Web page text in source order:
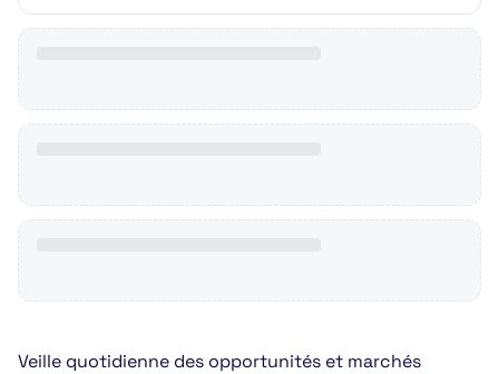
Veille quotidienne des opportunités et marchés